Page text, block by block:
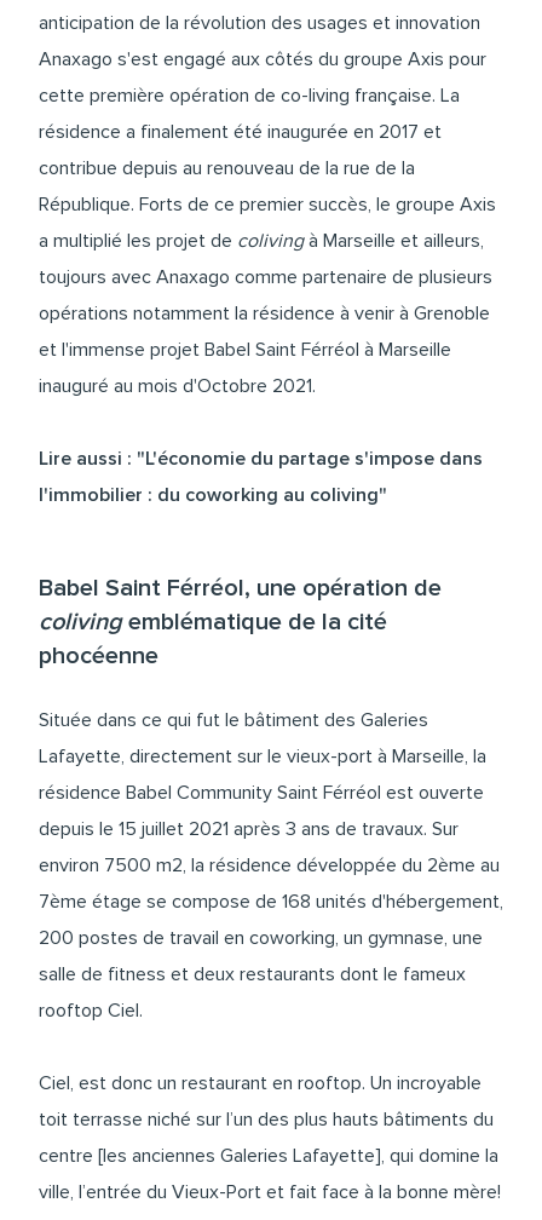
anticipation de la révolution des usages et innovation
Anaxago s'est engagé aux côtés du groupe Axis pour
cette première opération de co-living française. La
résidence a finalement été inaugurée en 2017 et
contribue depuis au renouveau de la rue de la
République. Forts de ce premier succès, le groupe Axis
a multiplié les projet de colivingà Marseille et ailleurs,
toujours avec Anaxago comme partenaire de plusieurs
opérations notamment la résidence à venir à Grenoble
et l'immense projet Babel Saint Férréol à Marseille
inauguré au mois d'Octobre 2021.
Lire aussi : "L'économie du partage s'impose dans
l'immobilier : du coworking au coliving"
Babel Saint Férréol, une opération de
colivingemblématique de la cité
phocéenne
Située dans ce qui fut le bâtiment des Galeries
Lafayette, directement sur le vieux-port à Marseille, la
résidence Babel Community Saint Férréol est ouverte
depuis le 15 juillet 2021 après 3 ans de travaux. Sur
environ 7500 m2, la résidence développée du 2ème au
7ème étage se compose de 168 unités d'hébergement,
200 postes de travail en coworking, un gymnase, une
salle de fitness et deux restaurants dont le fameux
rooftop Ciel.
Ciel, est donc un restaurant en rooftop. Un incroyable
toit terrasse niché sur l’un des plus hauts bâtiments du
centre [les anciennes Galeries Lafayette], qui domine la
ville, l’entrée du Vieux-Port et fait face à la bonne mère!